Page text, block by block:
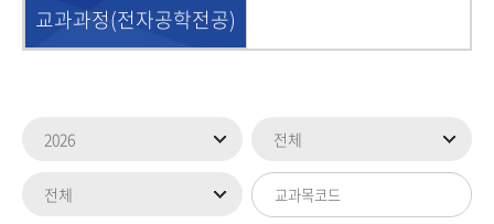
교과과정(전자공학전공)